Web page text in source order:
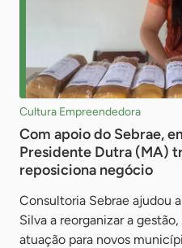
Cultura Empreendedora
Com apoio do Sebrae,
Presidente Dutra (MA)
reposiciona negócio
Consultoria Sebrae ajudou
Silva a reorganizar a
atuação para novos